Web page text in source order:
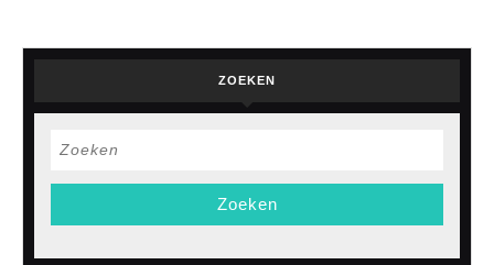
ZOEKEN
Zoek